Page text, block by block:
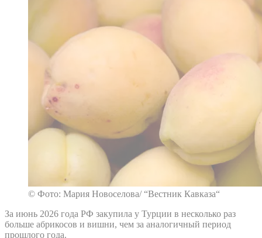
© Фото: Мария Новоселова/ “Вестник Кавказа“
За июнь 2026 года РФ закупила у Турции в несколько раз
больше абрикосов и вишни, чем за аналогичный период
прошлого года.